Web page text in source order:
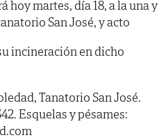
hoy martes, día 18, a la una y
San José, y acto
incineración en dicho
Tanatorio San José.
Esquelas y pésames: